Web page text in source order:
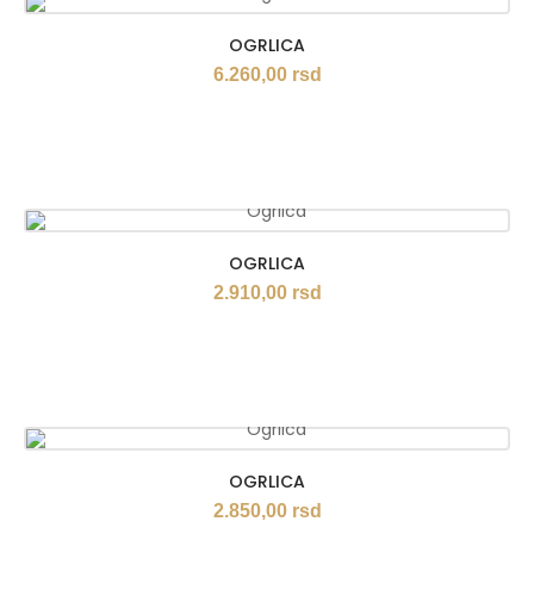
OGRLICA
6.260,00 rsd
OGRLICA
2.910,00 rsd
OGRLICA
2.850,00 rsd